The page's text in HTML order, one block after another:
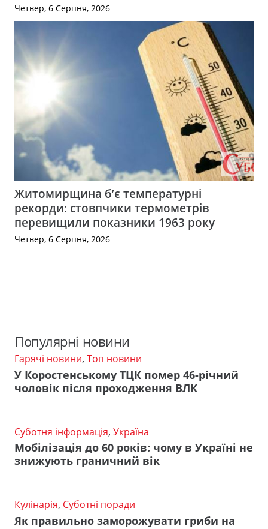
Четвер, 6 Серпня, 2026
Житомирщина б’є температурні
рекорди: стовпчики термометрів
перевищили показники 1963 року
Четвер, 6 Серпня, 2026
Популярні новини
Гарячі новини, Топ новини
У Коростенському ТЦК помер 46-річний
чоловік після проходження ВЛК
Суботня інформація, Україна
Мобілізація до 60 років: чому в Україні не
знижують граничний вік
Кулінарія, Суботні поради
Як правильно заморожувати гриби на